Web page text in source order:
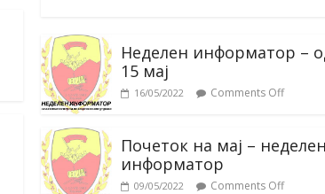
Неделен информатор –
15 мај
16/05/2022 Comments Off
Почеток на мај – неделен
информатор
09/05/2022 Comments Off